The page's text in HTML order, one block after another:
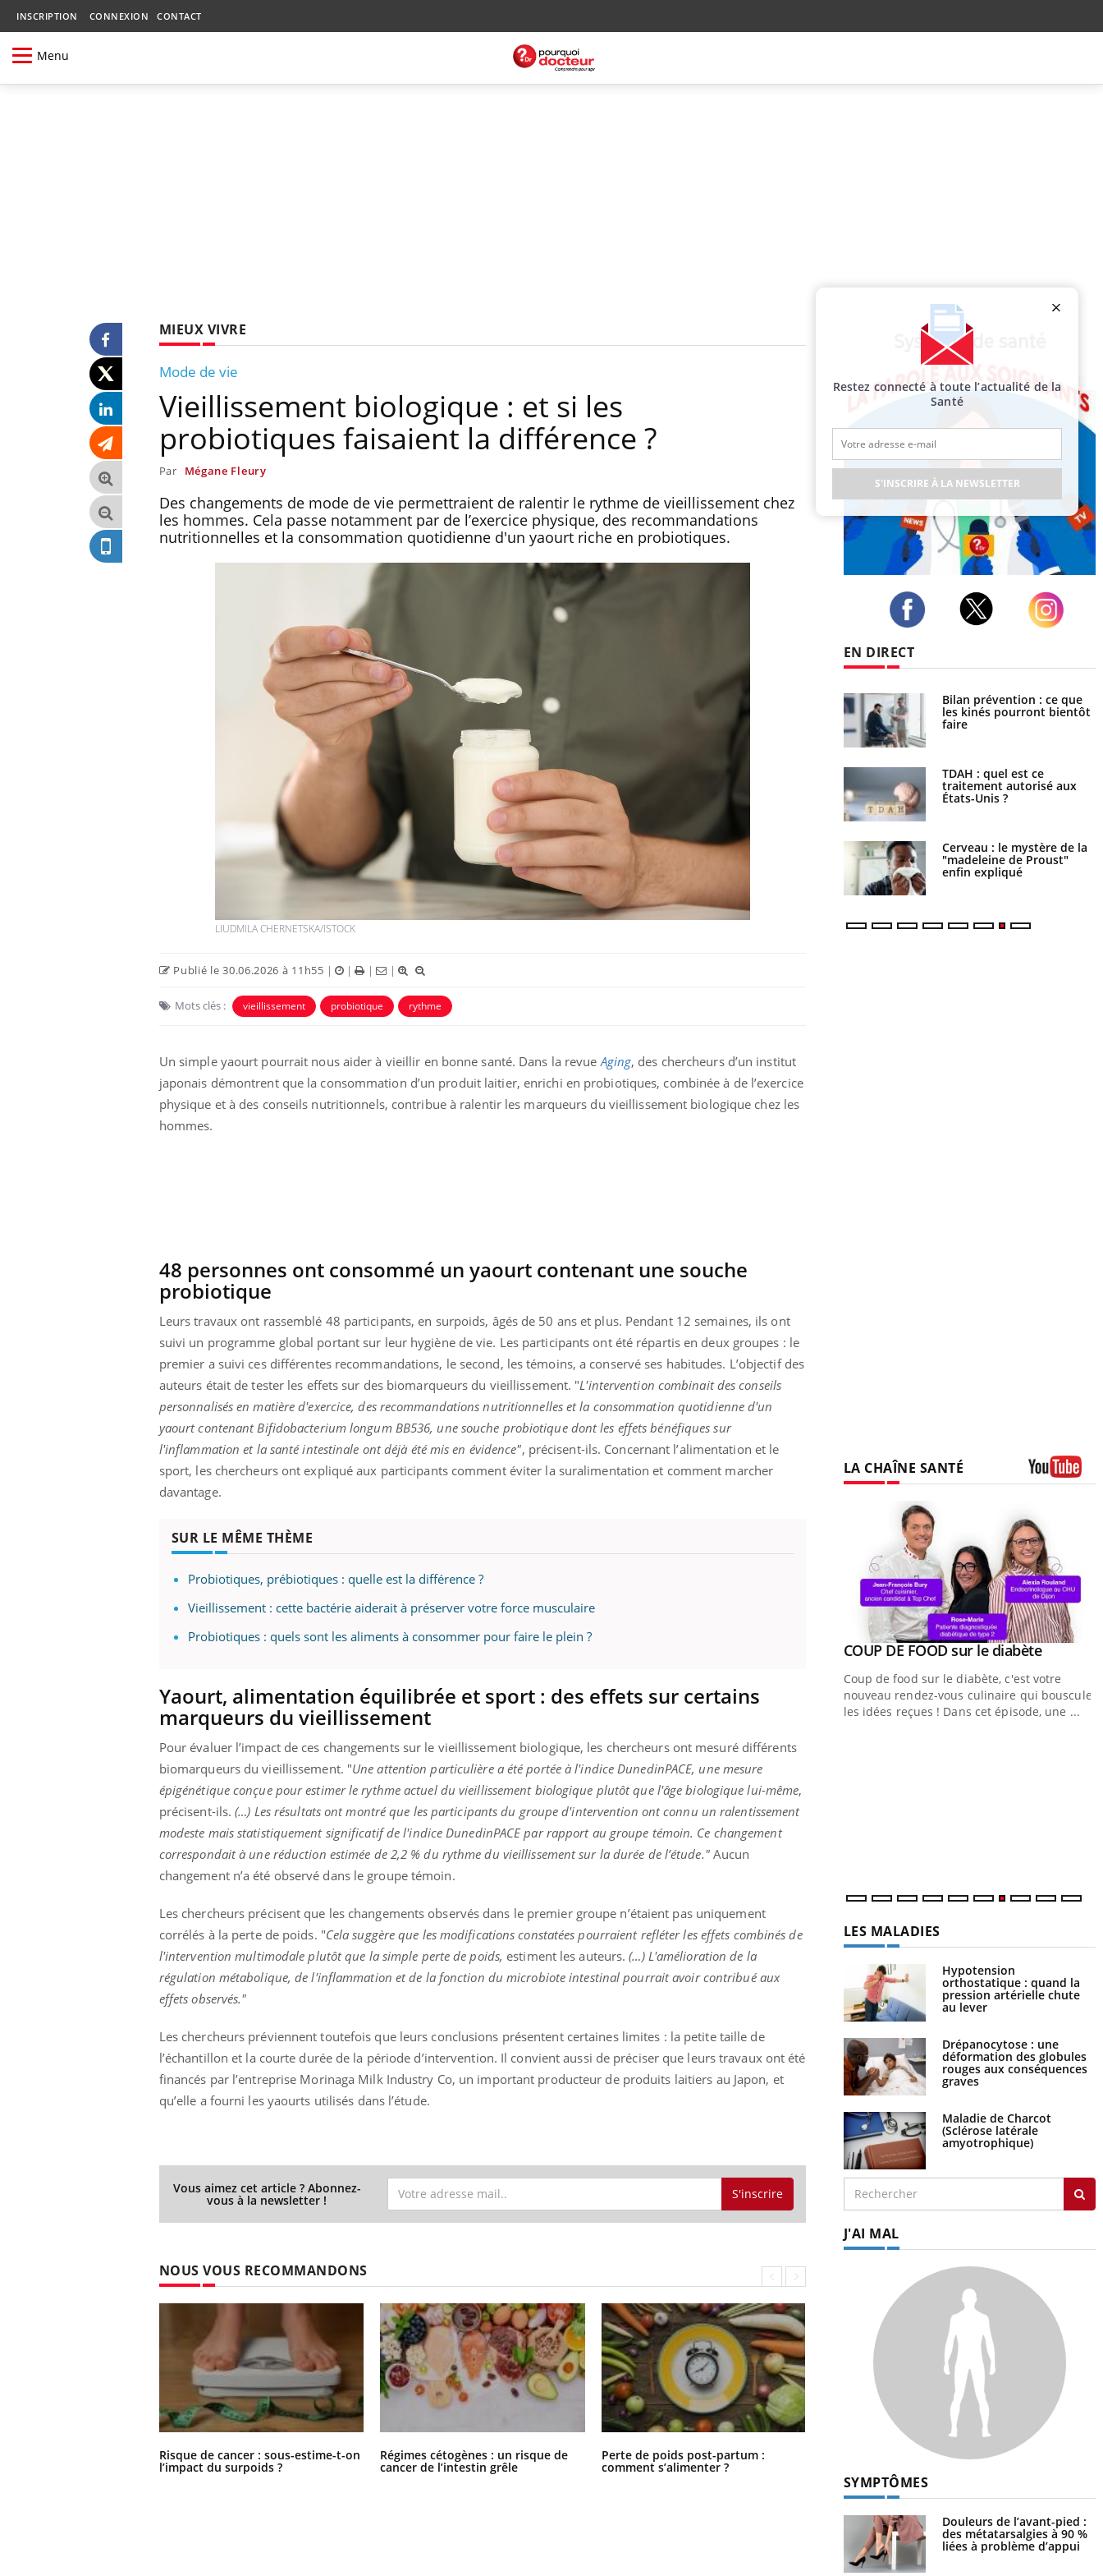
INSCRIPTION CONNEXION CONTACT
Menu
MIEUX VIVRE
Mode de vie
Vieillissement biologique : et si les
probiotiques faisaient la différence ?
Par Mégane Fleury
Des changements de mode de vie permettraient de ralentir le rythme de vieillissement chez
les hommes. Cela passe notamment par de l’exercice physique, des recommandations
nutritionnelles et la consommation quotidienne d'un yaourt riche en probiotiques.
LIUDMILA CHERNETSKA/ISTOCK
Publié le 30.06.2026 à 11h55 | | | |
Mots clés : vieillissement probiotique rythme
Un simple yaourt pourrait nous aider à vieillir en bonne santé. Dans la revue Aging, des chercheurs d’un institut
japonais démontrent que la consommation d’un produit laitier, enrichi en probiotiques, combinée à de l’exercice
physique et à des conseils nutritionnels, contribue à ralentir les marqueurs du vieillissement biologique chez les
hommes.
48 personnes ont consommé un yaourt contenant une souche
probiotique
Leurs travaux ont rassemblé 48 participants, en surpoids, âgés de 50 ans et plus. Pendant 12 semaines, ils ont
suivi un programme global portant sur leur hygiène de vie. Les participants ont été répartis en deux groupes : le
premier a suivi ces différentes recommandations, le second, les témoins, a conservé ses habitudes. L’objectif des
auteurs était de tester les effets sur des biomarqueurs du vieillissement. "L'intervention combinait des conseils
personnalisés en matière d'exercice, des recommandations nutritionnelles et la consommation quotidienne d'un
yaourt contenant Bifidobacterium longum BB536, une souche probiotique dont les effets bénéfiques sur
l'inflammation et la santé intestinale ont déjà été mis en évidence", précisent-ils. Concernant l’alimentation et le
sport, les chercheurs ont expliqué aux participants comment éviter la suralimentation et comment marcher
davantage.
SUR LE MÊME THÈME
Probiotiques, prébiotiques : quelle est la différence ?
Vieillissement : cette bactérie aiderait à préserver votre force musculaire
Probiotiques : quels sont les aliments à consommer pour faire le plein ?
Yaourt, alimentation équilibrée et sport : des effets sur certains
marqueurs du vieillissement
Pour évaluer l’impact de ces changements sur le vieillissement biologique, les chercheurs ont mesuré différents
biomarqueurs du vieillissement. "Une attention particulière a été portée à l'indice DunedinPACE, une mesure
épigénétique conçue pour estimer le rythme actuel du vieillissement biologique plutôt que l'âge biologique lui-même,
précisent-ils.(…) Les résultats ont montré que les participants du groupe d'intervention ont connu un ralentissement
modeste mais statistiquement significatif de l'indice DunedinPACE par rapport au groupe témoin. Ce changement
correspondait à une réduction estimée de 2,2 % du rythme du vieillissement sur la durée de l’étude." Aucun
changement n’a été observé dans le groupe témoin.
Les chercheurs précisent que les changements observés dans le premier groupe n’étaient pas uniquement
corrélés à la perte de poids. "Cela suggère que les modifications constatées pourraient refléter les effets combinés de
l'intervention multimodale plutôt que la simple perte de poids, estiment les auteurs.(…) L'amélioration de la
régulation métabolique, de l'inflammation et de la fonction du microbiote intestinal pourrait avoir contribué aux
effets observés."
Les chercheurs préviennent toutefois que leurs conclusions présentent certaines limites : la petite taille de
l’échantillon et la courte durée de la période d’intervention. Il convient aussi de préciser que leurs travaux ont été
financés par l’entreprise Morinaga Milk Industry Co, un important producteur de produits laitiers au Japon, et
qu’elle a fourni les yaourts utilisés dans l’étude.
Vous aimez cet article ? Abonnez-
vous à la newsletter ! S'inscrire
NOUS VOUS RECOMMANDONS
Risque de cancer : sous-estime-t-on
l’impact du surpoids ?
Régimes cétogènes : un risque de
cancer de l’intestin grêle
Perte de poids post-partum :
comment s’alimenter ?
Comment nous percevons le chaud
et le froid : une recherche éclaire le
sujet
EN DIRECT
Le Viagra pourrait-il freiner
la propagation du cancer ?
Pourquoi manger moins de
protéines pourrait
finalement être bénéfique
Grossesse et chaleur : ce
que dit la science
Le smartphone nuit-il à
l'apprentissage de la
Mordue par une tique en
vacances, elle reste dans le
coma pendant 42 jours
Mordue par un barracuda,
une petite fille secourue
grâce à un réflexe essentiel
Légionellose en Suisse :
quelle est l’origine de la
contamination ?
Comment gérer le sommeil
Bilan prévention : ce que
les kinés pourront bientôt
faire
TDAH : quel est ce
traitement autorisé aux
États-Unis ?
Cerveau : le mystère de la
"madeleine de Proust"
enfin expliqué
LA CHAÎNE SANTÉ
Eczéma Chronique des Mains : se
L'été arrive… et avec lui, un tout nouveau
rythme de vie ! Vacances, plage, piscine,
soleil, activités en plein air… Nos mains sont
Diabète & Ramadan 2026 Youtube
nombreuses personnes atteintes de diabète,
c'est une période de questions, de défis,
mais ...
l'utilisation d'un « jumeau numérique »
Youtube
COUP DE FOOD sur le diabèteYoutube
Coup de food sur le diabète, c'est votre
nouveau rendez-vous culinaire qui bouscule
les idées reçues ! Dans cet épisode, une ...
LES MALADIES
Hypotension
orthostatique : quand la
pression artérielle chute
au lever
Drépanocytose : une
déformation des globules
rouges aux conséquences
graves
Maladie de Charcot
(Sclérose latérale
amyotrophique)
J'AI MAL
SYMPTÔMES
Douleurs de l’avant-pied :
des métatarsalgies à 90 %
liées à problème d’appui
Restez connecté à toute l’actualité de la
Santé
S'INSCRIRE À LA NEWSLETTER